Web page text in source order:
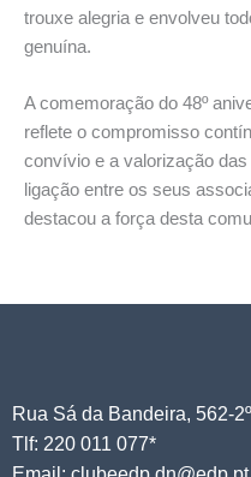
trouxe alegria e envolveu
genuína.
A comemoração do 48º
reflete o compromisso
convívio e a valorização
ligação entre os seus
destacou a força desta
Rua Sá da Bandeira, 562-
Tlf: 220 011 077*